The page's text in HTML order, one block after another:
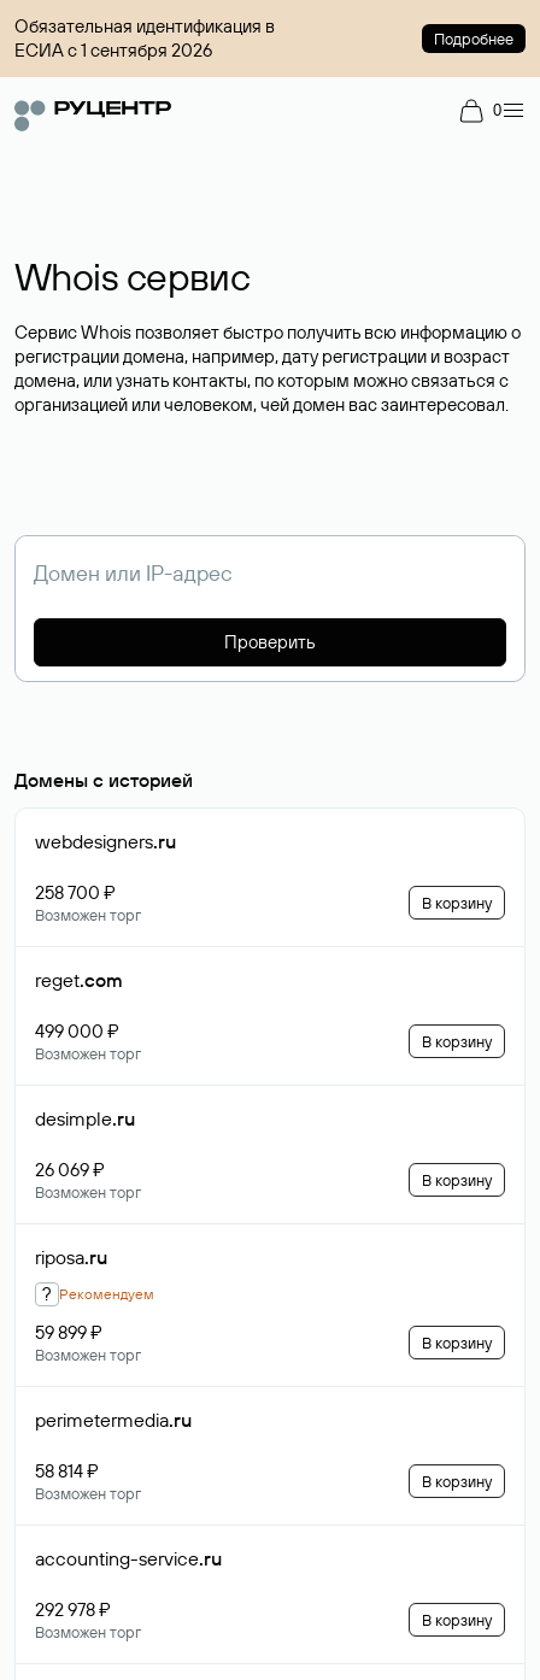
Обязательная идентификация в
ЕСИА с 1 сентября 2026
Подробнее
0
Whois сервис
Сервис Whois позволяет быстро получить всю информацию о
регистрации домена, например, дату регистрации и возраст
домена, или узнать контакты, по которым можно связаться с
организацией или человеком, чей домен вас заинтересовал.
Проверить
Домены с историей
webdesigners.ru
258 700 ₽
Возможен торг
В корзину
reget.com
499 000 ₽
Возможен торг
В корзину
desimple.ru
26 069 ₽
Возможен торг
В корзину
riposa.ru
? Рекомендуем
59 899 ₽
Возможен торг
В корзину
perimetermedia.ru
58 814 ₽
Возможен торг
В корзину
accounting-service.ru
292 978 ₽
Возможен торг
В корзину